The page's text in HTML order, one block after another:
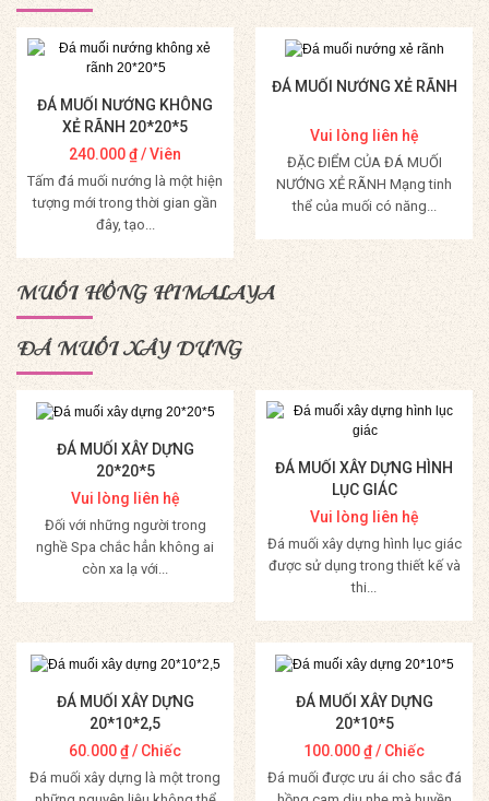
ĐÁ MUỐI NƯỚNG KHÔNG
XẺ RÃNH 20*20*5
240.000₫/ Viên
Tấm đá muối nướng là một hiện
tượng mới trong thời gian gần
đây, tạo...
Mua Hàng
ĐÁ MUỐI NƯỚNG XẺ RÃNH
Vui lòng liên hệ
ĐẶC ĐIỂM CỦA ĐÁ MUỐI
NƯỚNG XẺ RÃNH Mạng tinh
thể của muối có năng...
Mua Hàng
MUỐI HỒNG HIMALAYA
ĐÁ MUỐI XÂY DỰNG
ĐÁ MUỐI XÂY DỰNG
20*20*5
Vui lòng liên hệ
Đối với những người trong
nghề Spa chắc hẳn không ai
còn xa lạ với...
Mua Hàng
ĐÁ MUỐI XÂY DỰNG HÌNH
LỤC GIÁC
Vui lòng liên hệ
Đá muối xây dựng hình lục giác
được sử dụng trong thiết kế và
thi...
Mua Hàng
ĐÁ MUỐI XÂY DỰNG
20*10*2,5
60.000₫/ Chiếc
Đá muối xây dựng là một trong
ĐÁ MUỐI XÂY DỰNG
20*10*5
100.000₫/ Chiếc
Đá muối được ưu ái cho sắc đá